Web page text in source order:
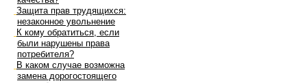
Защита прав трудящихся:
незаконное увольнение
К кому обратиться, если
были нарушены права
потребителя?
В каком случае возможна
замена дорогостоящего